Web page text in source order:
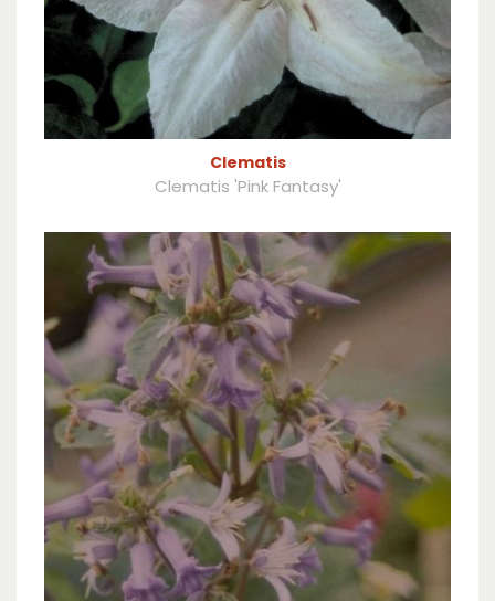
Clematis
Clematis 'Pink Fantasy'